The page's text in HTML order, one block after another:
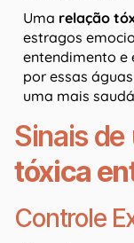
Uma relação
estragos
entendimento e
por essas
uma mais
Sinais de
tóxica
Controle